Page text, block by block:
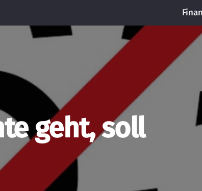
geht, soll